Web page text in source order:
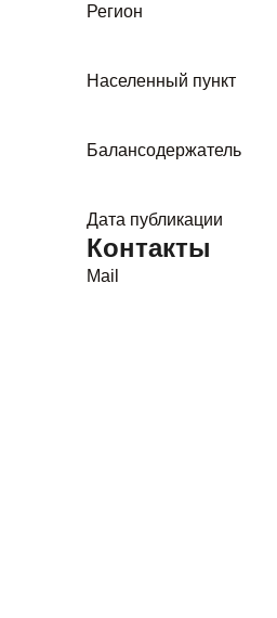
Регион
Населенный пункт
Балансодержатель
Дата публикации
Контакты
Mail